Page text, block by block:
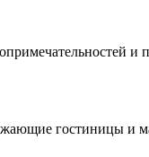
и
гостиницы и